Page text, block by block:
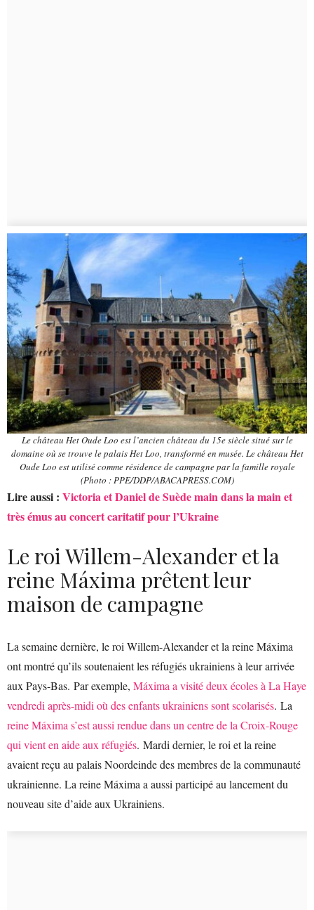
Le château Het Oude Loo est l’ancien château du 15e siècle situé sur le
domaine où se trouve le palais Het Loo, transformé en musée. Le château Het
Oude Loo est utilisé comme résidence de campagne par la famille royale
(Photo : PPE/DDP/ABACAPRESS.COM)
Lire aussi : Victoria et Daniel de Suède main dans la main et
très émus au concert caritatif pour l’Ukraine
Le roi Willem-Alexander et la
reine Máxima prêtent leur
maison de campagne
La semaine dernière, le roi Willem-Alexander et la reine Máxima
ont montré qu’ils soutenaient les réfugiés ukrainiens à leur arrivée
aux Pays-Bas. Par exemple, Máxima a visité deux écoles à La Haye
vendredi après-midi où des enfants ukrainiens sont scolarisés. La
reine Máxima s’est aussi rendue dans un centre de la Croix-Rouge
qui vient en aide aux réfugiés. Mardi dernier, le roi et la reine
avaient reçu au palais Noordeinde des membres de la communauté
ukrainienne. La reine Máxima a aussi participé au lancement du
nouveau site d’aide aux Ukrainiens.